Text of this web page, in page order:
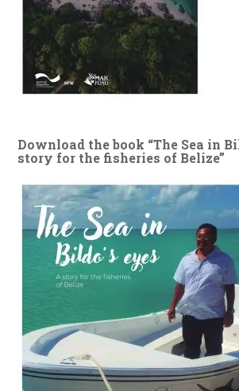
Download the book “The Sea in
story for the fisheries of Belize”